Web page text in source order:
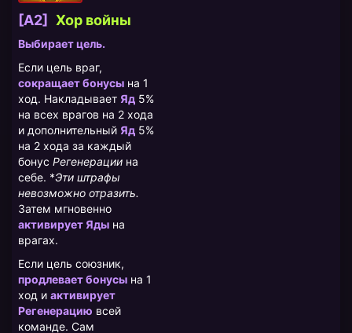
[A2] ​Хор войны
Выбирает цель.
Если цель враг,
сокращает бонусы на 1
ход. Накладывает Яд 5%
на всех врагов на 2 хода
и дополнительный Яд 5%
на 2 хода за каждый
бонус Регенерации на
себе. *Эти штрафы
невозможно отразить.
Затем мгновенно
активирует Яды на
врагах.
Если цель союзник,
продлевает бонусы на 1
ход и активирует
Регенерацию всей
команде. Сам